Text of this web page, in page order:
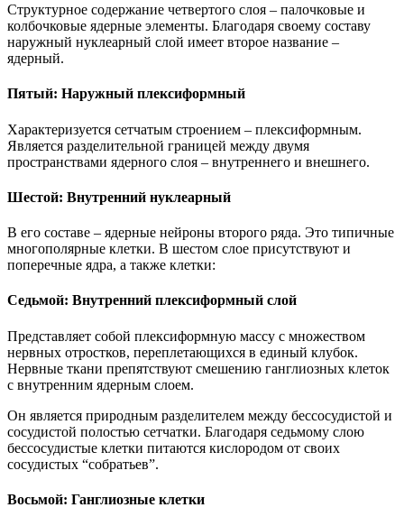
Структурное содержание четвертого слоя – палочковые и
колбочковые ядерные элементы. Благодаря своему составу
наружный нуклеарный слой имеет второе название –
ядерный.
Пятый: Наружный плексиформный
Характеризуется сетчатым строением – плексиформным.
Является разделительной границей между двумя
пространствами ядерного слоя – внутреннего и внешнего.
Шестой: Внутренний нуклеарный
В его составе – ядерные нейроны второго ряда. Это типичные
многополярные клетки. В шестом слое присутствуют и
поперечные ядра, а также клетки:
Седьмой: Внутренний плексиформный слой
Представляет собой плексиформную массу с множеством
нервных отростков, переплетающихся в единый клубок.
Нервные ткани препятствуют смешению ганглиозных клеток
с внутренним ядерным слоем.
Он является природным разделителем между бессосудистой и
сосудистой полостью сетчатки. Благодаря седьмому слою
бессосудистые клетки питаются кислородом от своих
сосудистых “собратьев”.
Восьмой: Ганглиозные клетки